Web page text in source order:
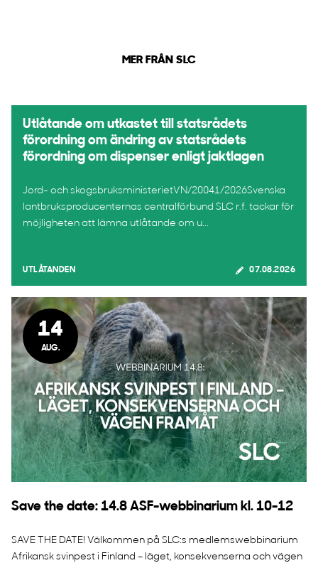
MER FRÅN SLC
Utlåtande om utkastet till statsrådets
förordning om ändring av statsrådets
förordning om dispenser enligt jaktlagen
Jord- och skogsbruksministerietVN/20041/2026Svenska
lantbruksproducenternas centralförbund SLC r.f. tackar för
möjligheten att lämna utlåtande om u...
UTLÅTANDEN 07.08.2026
14
AUG.
Save the date: 14.8 ASF-webbinarium kl. 10-12
SAVE THE DATE! Välkommen på SLC:s medlemswebbinarium
Afrikansk svinpest i Finland – läget, konsekvenserna och vägen